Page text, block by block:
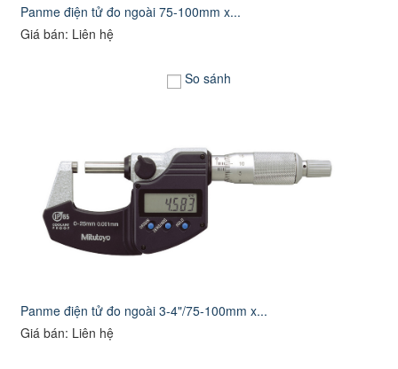
Panme điện tử đo ngoài 75-100mm x...
Giá bán: Liên hệ
So sánh
Panme điện tử đo ngoài 3-4"/75-100mm x...
Giá bán: Liên hệ